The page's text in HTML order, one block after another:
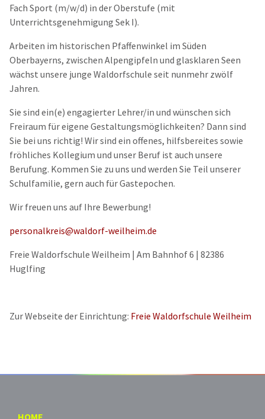
Fach Sport (m/w/d) in der Oberstufe (mit
Unterrichtsgenehmigung Sek I).
Arbeiten im historischen Pfaffenwinkel im Süden
Oberbayerns, zwischen Alpengipfeln und glasklaren Seen
wächst unsere junge Waldorfschule seit nunmehr zwölf
Jahren.
Sie sind ein(e) engagierter Lehrer/in und wünschen sich
Freiraum für eigene Gestaltungsmöglichkeiten? Dann sind
Sie bei uns richtig! Wir sind ein offenes, hilfsbereites sowie
fröhliches Kollegium und unser Beruf ist auch unsere
Berufung. Kommen Sie zu uns und werden Sie Teil unserer
Schulfamilie, gern auch für Gastepochen.
Wir freuen uns auf Ihre Bewerbung!
personalkreis@waldorf-weilheim.de
Freie Waldorfschule Weilheim | Am Bahnhof 6 | 82386
Huglfing
Zur Webseite der Einrichtung: Freie Waldorfschule Weilheim
HOME